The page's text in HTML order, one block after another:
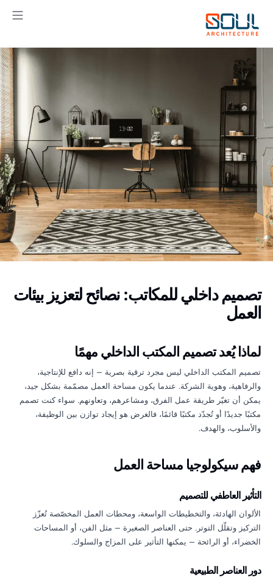
المحتوى
تصميم داخلي للمكاتب: نصائح لتعزيز بيئات
العمل
لماذا يُعد تصميم المكتب الداخلي مهمًا
تصميم المكتب الداخلي ليس مجرد ترقية بصرية — إنه دافع للإنتاجية،
والرفاهية، وهوية الشركة. عندما يكون مساحة العمل مصمّمة بشكل جيد،
يمكن أن تغيّر طريقة عمل الفرق، ومشاعرهم، وتعاونهم. سواء كنت تصمم
مكتبًا جديدًا أو تُجدّد مكتبًا قائمًا، فالغرض هو إيجاد توازن بين الوظيفة،
والأسلوب، والهدف.
فهم سيكولوجيا مساحة العمل
التأثير العاطفي للتصميم
الألوان الهادئة، والتخطيطات الواسعة، ومحطات العمل المخصّصة تُعزّز
التركيز وتقلّل التوتر. حتى العناصر الصغيرة — مثل الفن، أو المساحات
الخضراء، أو الرائحة — يمكنها التأثير على المزاج والسلوك.
دور العناصر الطبيعية